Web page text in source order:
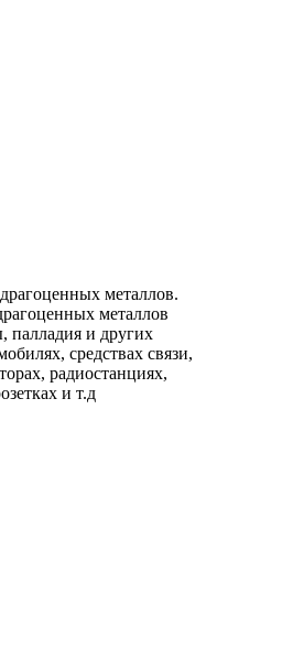
металлов.
металлов
палладия и других
средствах связи,
радиостанциях,
и т.д